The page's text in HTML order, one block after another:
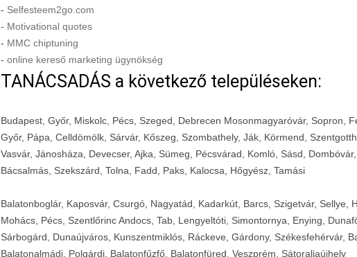
- Selfesteem2go.com
- Motivational quotes
- MMC chiptuning
- online kereső marketing ügynökség
TANÁCSADÁS a következő településeken:
Budapest, Győr, Miskolc, Pécs, Szeged, Debrecen Mosonmagyaróvár, Sopron,
Győr, Pápa, Celldömölk, Sárvár, Kőszeg, Szombathely, Ják, Körmend,
Vasvár, Jánosháza, Devecser, Ajka, Sümeg, Pécsvárad, Komló, Sásd,
Bácsalmás, Szekszárd, Tolna, Fadd, Paks, Kalocsa, Hőgyész, Tamási
Balatonboglár, Kaposvár, Csurgó, Nagyatád, Kadarkút, Barcs, Szigetvár, Sellye,
Mohács, Pécs, Szentlőrinc Andocs, Tab, Lengyeltóti, Simontornya, Enying,
Sárbogárd, Dunaújváros, Kunszentmiklós, Ráckeve, Gárdony, Székesfehérvár,
Balatonalmádi, Polgárdi, Balatonfűzfő, Balatonfüred, Veszprém, Sátoraljaújhely